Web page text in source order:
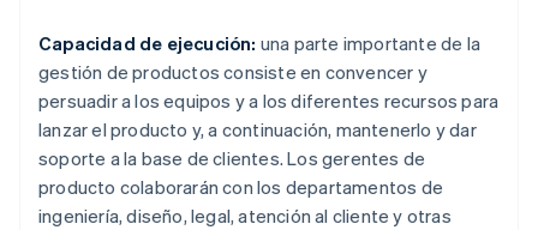
Capacidad de ejecución: una parte importante de la
gestión de productos consiste en convencer y
persuadir a los equipos y a los diferentes recursos para
lanzar el producto y, a continuación, mantenerlo y dar
soporte a la base de clientes. Los gerentes de
producto colaborarán con los departamentos de
ingeniería, diseño, legal, atención al cliente y otras